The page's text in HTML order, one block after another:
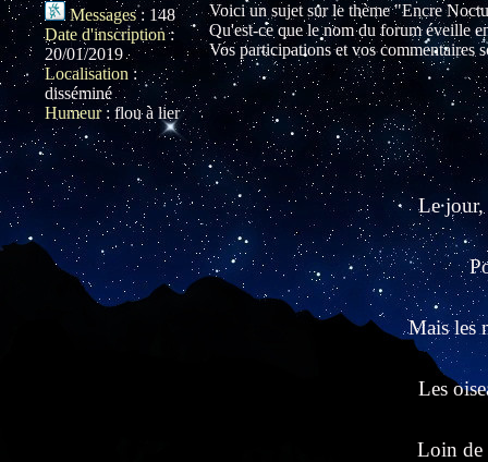
Messages : 148
Date d'inscription:
20/01/2019
Localisation :
disséminé
Humeur: flou à lier
Voici un sujet sur le thème "Encre
Qu'est-ce que le nom du forum éveille
Vos participations et vos commentaires
Le jour,
Mais les
Les
Loin de